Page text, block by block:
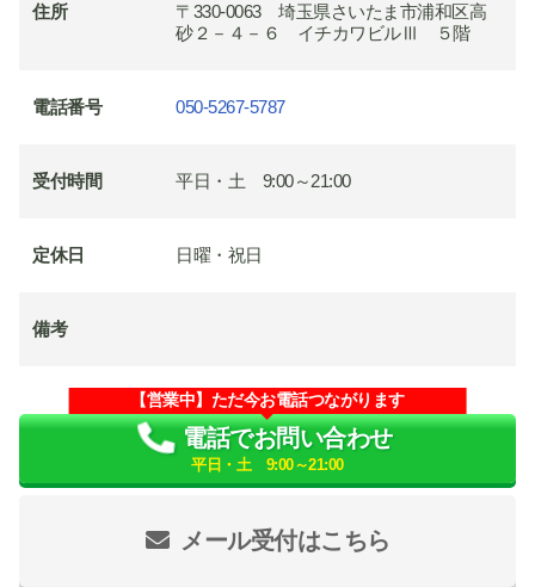
住所
〒330-0063 埼玉県さいたま市浦和区高
砂２－４－６ イチカワビルⅢ ５階
電話番号 050-5267-5787
受付時間 平日・土 9:00～21:00
定休日 日曜・祝日
備考
メール受付はこちら
【営業中】ただ今お電話つながります
電話でお問い合わせ
平日・土 9:00～21:00